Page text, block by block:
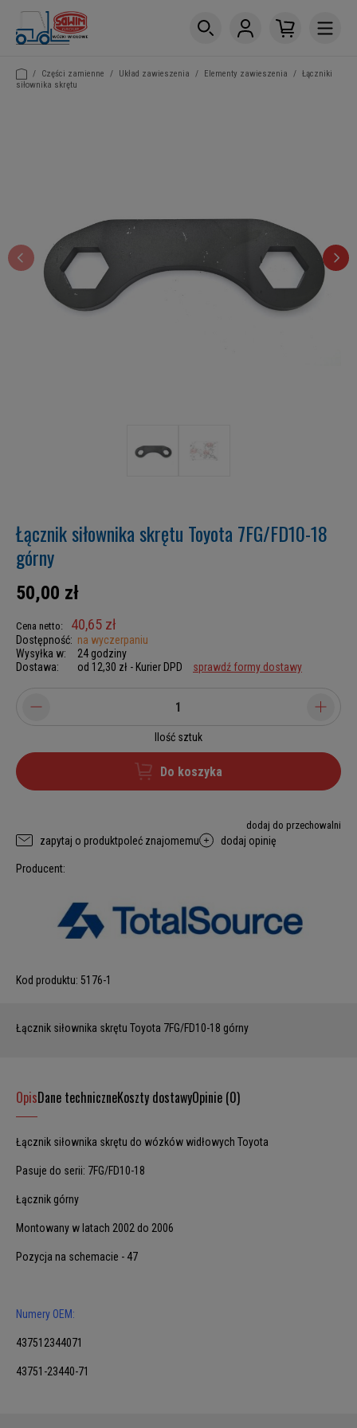
/ Części zamienne / Układ zawieszenia / Elementy zawieszenia / Łączniki
siłownika skrętu
Łącznik siłownika skrętu Toyota 7FG/FD10-18
górny
50,00 zł
Cena netto: 40,65 zł
Dostępność: na wyczerpaniu
Wysyłka w:
24 godziny
Dostawa:
od 12,30 zł - Kurier DPD sprawdź formy dostawy
Ilość sztuk
Do koszyka
dodaj do przechowalni
zapytaj o produktpoleć znajomemu dodaj opinię
Producent:
Kod produktu: 5176-1
Łącznik siłownika skrętu Toyota 7FG/FD10-18 górny
OpisDane techniczneKoszty dostawyOpinie (0)
Łącznik siłownika skrętu do wózków widłowych Toyota
Pasuje do serii: 7FG/FD10-18
Łącznik górny
Montowany w latach 2002 do 2006
Pozycja na schemacie - 47
Numery OEM:
437512344071
43751-23440-71